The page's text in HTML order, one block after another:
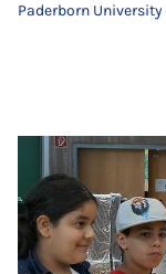
Paderborn University